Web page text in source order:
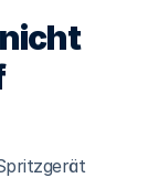
nicht